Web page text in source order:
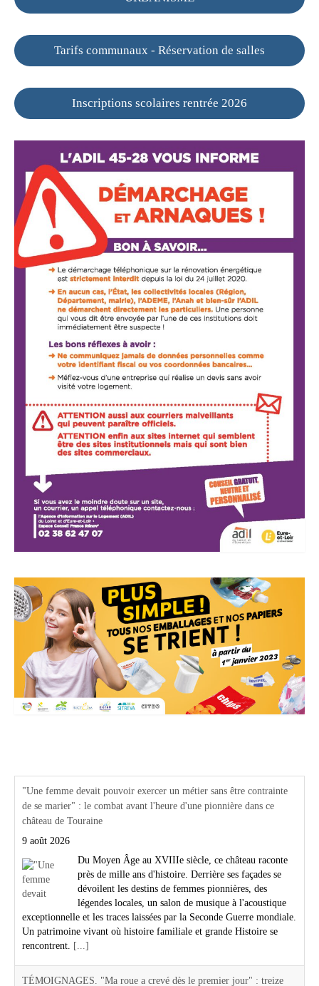
Tarifs communaux - Réservation de salles
Inscriptions scolaires rentrée 2026
"Une femme devait pouvoir exercer un métier sans être contrainte
de se marier" : le combat avant l'heure d'une pionnière dans ce
château de Touraine
9 août 2026
Du Moyen Âge au XVIIIe siècle, ce château raconte
près de mille ans d'histoire. Derrière ses façades se
dévoilent les destins de femmes pionnières, des
légendes locales, un salon de musique à l'acoustique
exceptionnelle et les traces laissées par la Seconde Guerre mondiale.
Un patrimoine vivant où histoire familiale et grande Histoire se
rencontrent. [...]
TÉMOIGNAGES. "Ma roue a crevé dès le premier jour" : treize